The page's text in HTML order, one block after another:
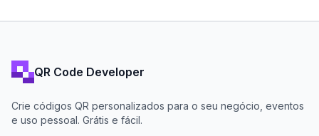
QR Code Developer
Crie códigos QR personalizados para o seu negócio, eventos
e uso pessoal. Grátis e fácil.